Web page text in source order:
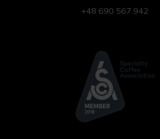
+48 690 567 942